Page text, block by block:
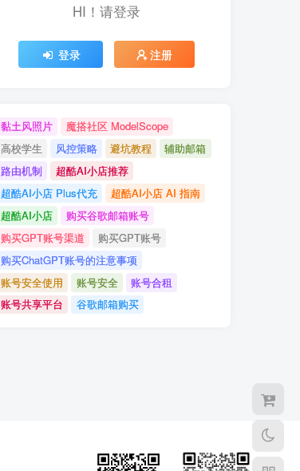
HI！请登录
登录 注册
HI！请登录
登录 注册
黏土风照片
魔搭社区 ModelScope
高校学生
风控策略 避坑教程
辅助邮箱
路由机制
超酷AI小店推荐
超酷AI小店 Plus代充
超酷AI小店 AI 指南
超酷AI小店
购买谷歌邮箱账号
购买GPT账号渠道
购买GPT账号
购买ChatGPT账号的注意事项
账号安全使用
账号安全
账号合租
账号共享平台
谷歌邮箱购买